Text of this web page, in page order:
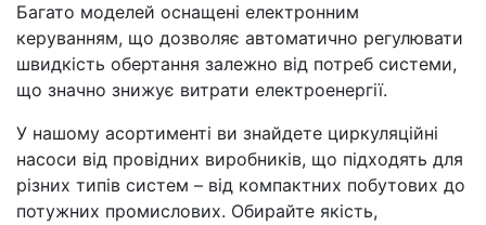
Багато моделей оснащені електронним
керуванням, що дозволяє автоматично регулювати
швидкість обертання залежно від потреб системи,
що значно знижує витрати електроенергії.
У нашому асортименті ви знайдете циркуляційні
насоси від провідних виробників, що підходять для
різних типів систем – від компактних побутових до
потужних промислових. Обирайте якість,